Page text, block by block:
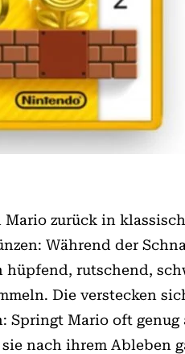
zurück in
Während der
rutschend,
Die verstecken
Mario oft genug
nach ihrem Ableben